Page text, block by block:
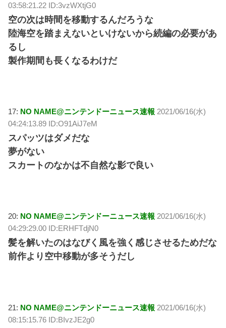
03:58:21.22 ID:3vzWXtjG0
空の次は時間を移動するんだろうな
陸海空を踏まえないといけないから続編の必要があ
るし
製作期間も長くなるわけだ
17: NO NAME@ニンテンドーニュース速報 2021/06/16(水)
04:24:13.89 ID:O91AiJ7eM
スパッツはダメだな
夢がない
スカートのなかは不自然な影で良い
20: NO NAME@ニンテンドーニュース速報 2021/06/16(水)
04:29:29.00 ID:ERHFTdjN0
髪を解いたのはなびく風を強く感じさせるためだな
前作より空中移動が多そうだし
21: NO NAME@ニンテンドーニュース速報 2021/06/16(水)
08:15:15.76 ID:BIvzJE2g0